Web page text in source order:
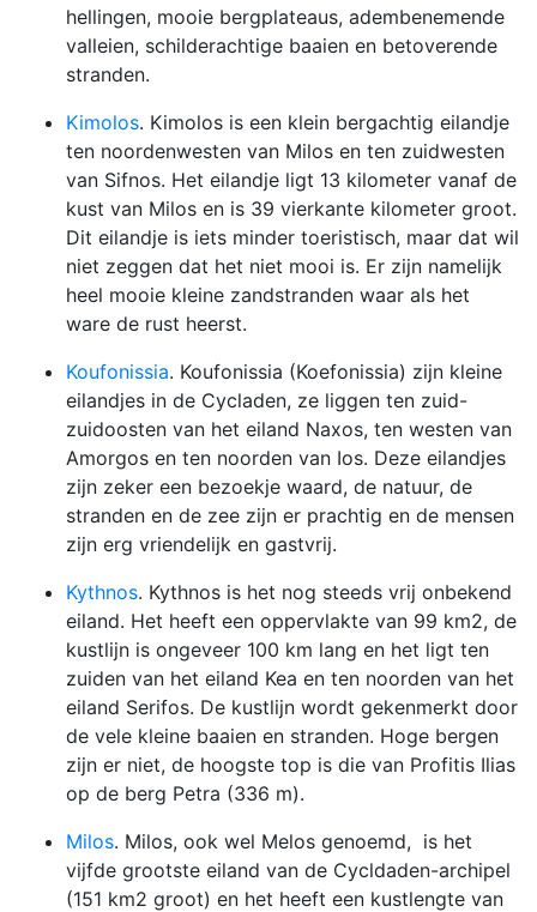
hellingen, mooie bergplateaus, adembenemende
valleien, schilderachtige baaien en betoverende
stranden.
Kimolos. Kimolos is een klein bergachtig eilandje
ten noordenwesten van Milos en ten zuidwesten
van Sifnos. Het eilandje ligt 13 kilometer vanaf de
kust van Milos en is 39 vierkante kilometer groot.
Dit eilandje is iets minder toeristisch, maar dat wil
niet zeggen dat het niet mooi is. Er zijn namelijk
heel mooie kleine zandstranden waar als het
ware de rust heerst.
Koufonissia. Koufonissia (Koefonissia) zijn kleine
eilandjes in de Cycladen, ze liggen ten zuid-
zuidoosten van het eiland Naxos, ten westen van
Amorgos en ten noorden van Ios. Deze eilandjes
zijn zeker een bezoekje waard, de natuur, de
stranden en de zee zijn er prachtig en de mensen
zijn erg vriendelijk en gastvrij.
Kythnos. Kythnos is het nog steeds vrij onbekend
eiland. Het heeft een oppervlakte van 99 km2, de
kustlijn is ongeveer 100 km lang en het ligt ten
zuiden van het eiland Kea en ten noorden van het
eiland Serifos. De kustlijn wordt gekenmerkt door
de vele kleine baaien en stranden. Hoge bergen
zijn er niet, de hoogste top is die van Profitis Ilias
op de berg Petra (336 m).
Milos. Milos, ook wel Melos genoemd, is het
vijfde grootste eiland van de Cycldaden-archipel
(151 km2 groot) en het heeft een kustlengte van